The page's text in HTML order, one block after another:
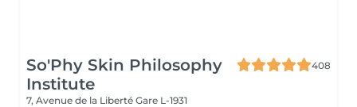
So'Phy Skin Philosophy
Institute
408
7, Avenue de la Liberté Gare L-1931